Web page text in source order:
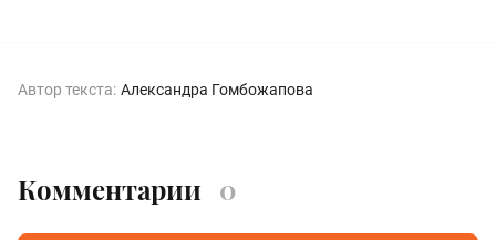
Автор текста: Александра Гомбожапова
Комментарии 0